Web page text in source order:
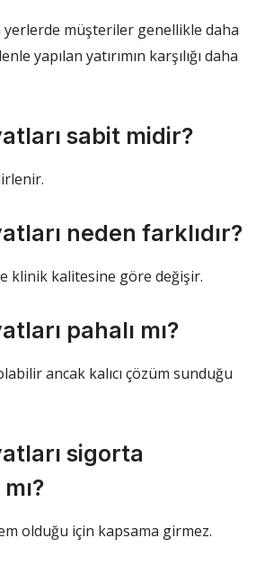
müşteriler genellikle daha
yapılan yatırımın karşılığı daha
sabit midir?
neden farklıdır?
klinik kalitesine göre değişir.
pahalı mı?
ancak kalıcı çözüm sunduğu
sigorta
olduğu için kapsama girmez.